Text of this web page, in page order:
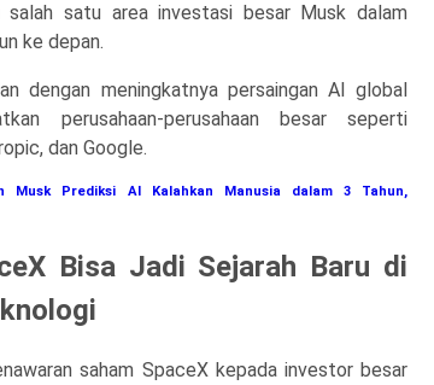
salah satu area investasi besar Musk dalam
ke depan.
dengan meningkatnya persaingan AI global
perusahaan-perusahaan besar seperti
dan Google.
Musk Prediksi AI Kalahkan Manusia dalam 3 Tahun,
Bisa Jadi Sejarah Baru di
saham SpaceX kepada investor besar